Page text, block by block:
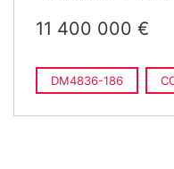
11 400 000 €
DM4836-186